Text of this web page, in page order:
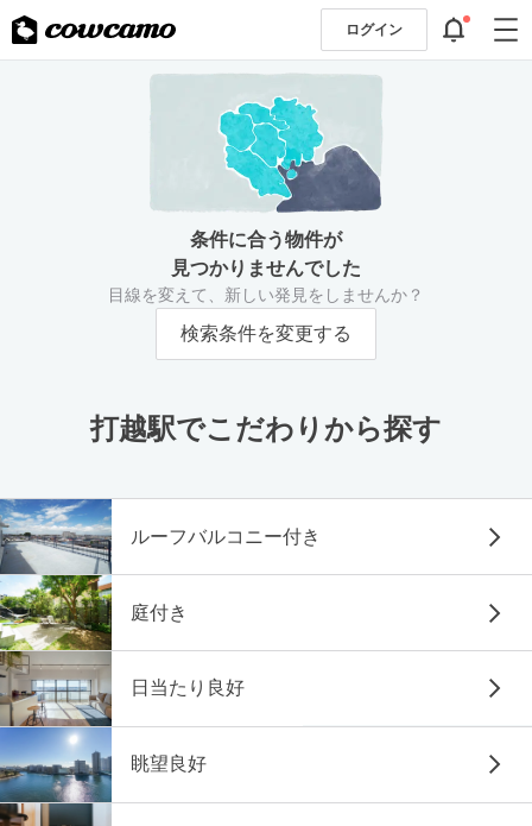
ログイン
条件に合う物件が
見つかりませんでした
目線を変えて、新しい発見をしませんか？
検索条件を変更する
打越駅でこだわりから探す
ルーフバルコニー付き
庭付き
日当たり良好
眺望良好